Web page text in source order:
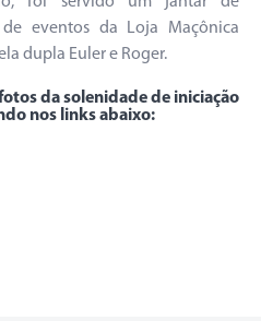
eventos da Loja Maçônica
dupla Euler e Roger.
da solenidade de iniciação
nos links abaixo: